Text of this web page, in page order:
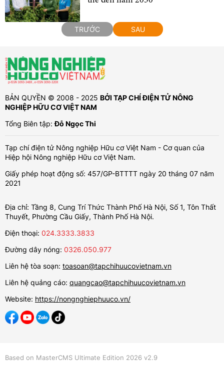
TRƯỚC SAU
BẢN QUYỀN © 2008 - 2025 BỞI TẠP CHÍ ĐIỆN TỬ NÔNG
NGHIỆP HỮU CƠ VIỆT NAM
Tổng Biên tập:Đỗ Ngọc Thi
Tạp chí điện tử Nông nghiệp Hữu cơ Việt Nam - Cơ quan của
Hiệp hội Nông nghiệp Hữu cơ Việt Nam.
Giấy phép hoạt động số: 457/GP-BTTTT ngày 20 tháng 07 năm
2021
Địa chỉ: Tầng 8, Cung Trí Thức Thành Phố Hà Nội, Số 1, Tôn Thất
Thuyết, Phường Cầu Giấy, Thành Phố Hà Nội.
Điện thoại: 024.3333.3833
Đường dây nóng: 0326.050.977
Liên hệ tòa soạn: toasoan@tapchihuucovietnam.vn
Liên hệ quảng cáo: quangcao@tapchihuucovietnam.vn
Website: https://nongnghiephuuco.vn/
Based on MasterCMS Ultimate Edition 2026 v2.9